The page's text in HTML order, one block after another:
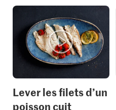
Lever les filets d’un
poisson cuit